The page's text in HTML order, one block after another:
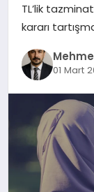
SAĞLIK
EĞITIM
DÜNYA
YAŞAM
TL’lik
kararı
01 Mart